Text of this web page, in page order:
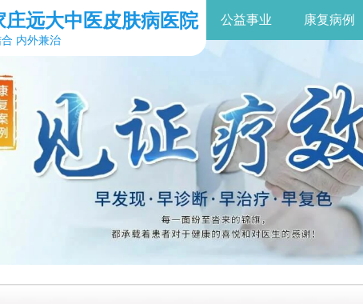
庄远大中医皮肤病医院
内外兼治
公益事业 康复病例